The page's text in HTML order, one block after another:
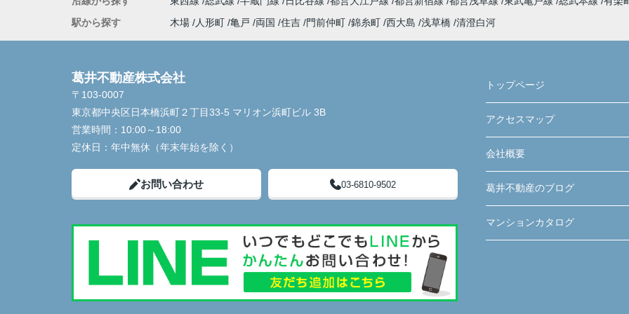
駅から探す
木場 人形町 亀戸 両国 住吉 門前仲町 錦糸町 西大島 浅草橋 清澄白河
葛井不動産株式会社
〒103-0007
東京都中央区日本橋浜町２丁目33-5 マリオン浜町ビル 3B
営業時間： 10:00～18:00
定休日： 年中無休（年末年始を除く）
お問い合わせ 03-6810-9502
トップページ
アクセスマップ
会社概要
葛井不動産のブログ
マンションカタログ